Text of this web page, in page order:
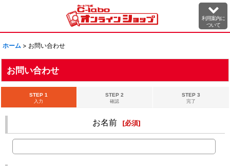
利用案内に
ついて
ホーム > お問い合わせ
お問い合わせ
STEP 1
入力
STEP 2
確認
STEP 3
完了
お名前 [必須]